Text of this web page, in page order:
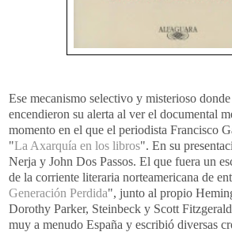
Ese mecanismo selectivo y misterioso
encendieron su alerta al ver el documental
momento en el que el periodista Francisco
"La Axarquía en los libros". En su
Nerja y John Dos Passos. El que fuera un
de la corriente literaria norteamericana de
Generación Perdida", junto al propio
Dorothy Parker, Steinbeck y Scott
muy a menudo España y escribió diversas